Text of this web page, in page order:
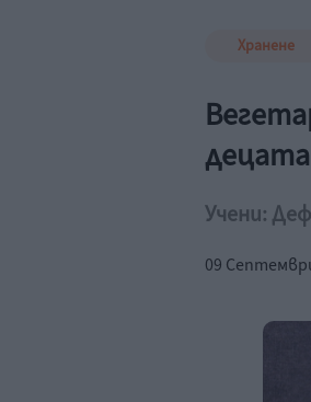
Хранене
децата
Учени:
09